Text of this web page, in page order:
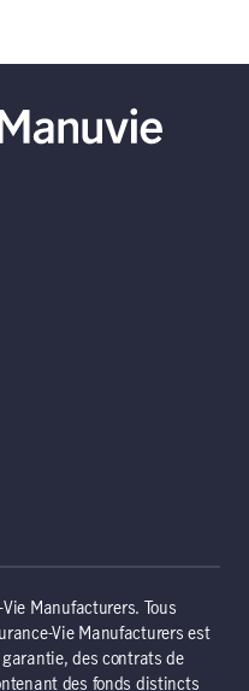
Manufacturers. Tous
Vie Manufacturers est
garantie, des contrats de
des fonds distincts